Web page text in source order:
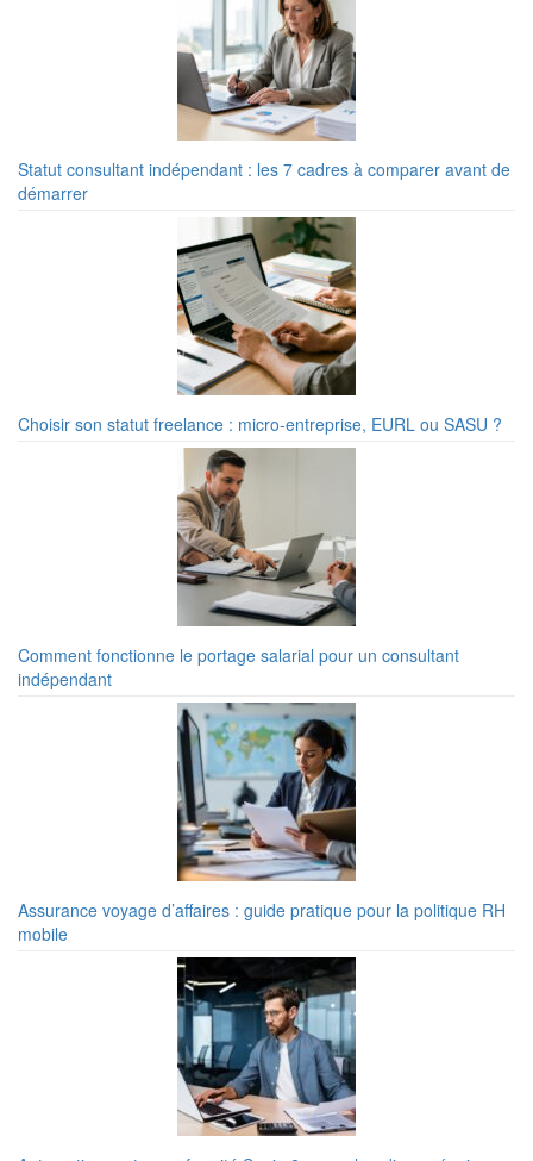
Statut consultant indépendant : les 7 cadres à comparer avant de
démarrer
Choisir son statut freelance : micro-entreprise, EURL ou SASU ?
Comment fonctionne le portage salarial pour un consultant
indépendant
Assurance voyage d’affaires : guide pratique pour la politique RH
mobile